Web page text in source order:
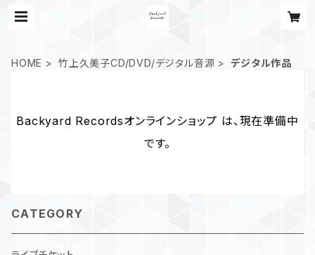
HOME 竹上久美子CD/DVD/デジタル音源 デジタル作品
Backyard Recordsオンラインショップ は、現在準備中
です。
CATEGORY